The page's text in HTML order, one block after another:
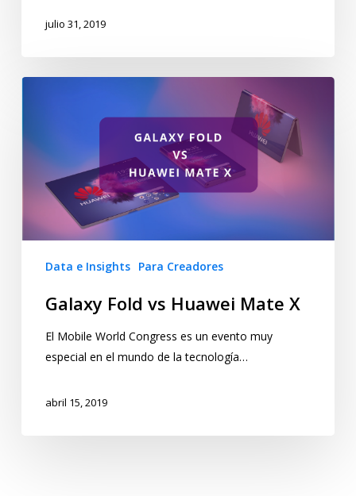
julio 31, 2019
Data e Insights Para Creadores
Galaxy Fold vs Huawei Mate X
El Mobile World Congress es un evento muy
especial en el mundo de la tecnología…
abril 15, 2019